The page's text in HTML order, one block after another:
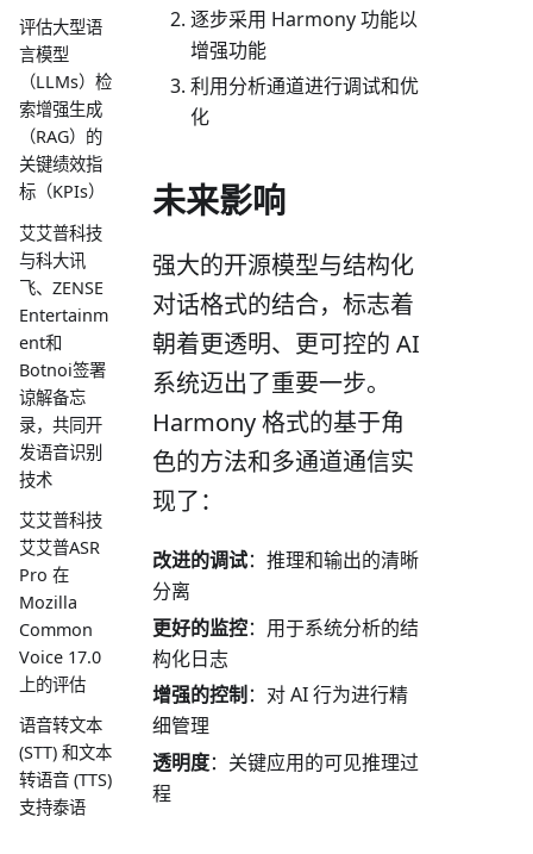
评估大型语
言模型
（LLMs）检
索增强生成
（RAG）的
关键绩效指
标（KPIs）
艾艾普科技
与科大讯
飞、ZENSE
Entertainm
ent和
Botnoi签署
谅解备忘
录，共同开
发语音识别
技术
艾艾普科技
艾艾普ASR
Pro 在
Mozilla
Common
Voice 17.0
上的评估
语音转文本
(STT) 和文本
转语音 (TTS)
支持泰语
逐步采用 Harmony 功能以
增强功能
利用分析通道进行调试和优
化
未来影响
强大的开源模型与结构化
对话格式的结合，标志着
朝着更透明、更可控的 AI
系统迈出了重要一步。
Harmony 格式的基于角
色的方法和多通道通信实
现了：
改进的调试：推理和输出的清晰
分离
更好的监控：用于系统分析的结
构化日志
增强的控制 ：对 AI 行为进行精
细管理
透明度：关键应用的可见推理过
程